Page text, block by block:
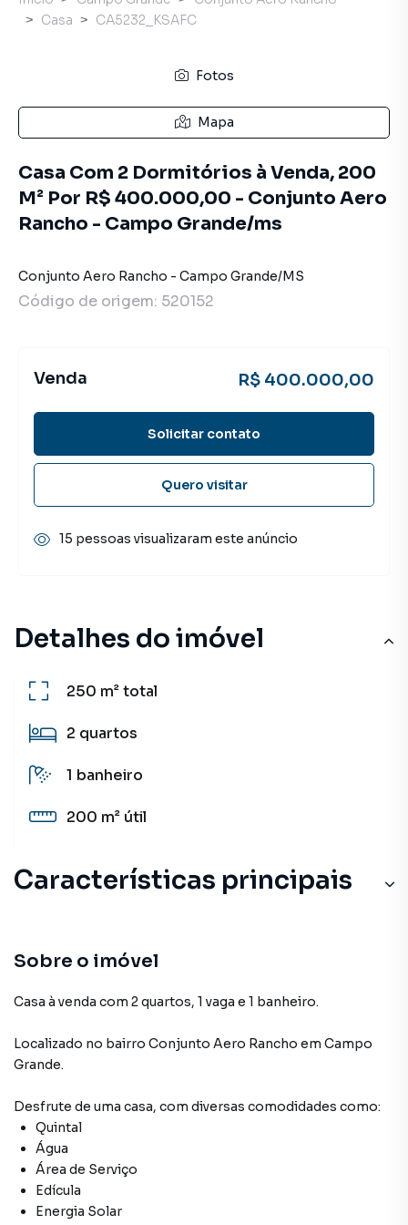
Detalhes do imóvel
250 m²total
2 quartos
1 banheiro
200 m² útil
Características principais
Sobre o imóvel
Casa à venda com 2 quartos, 1 vaga e 1 banheiro.
Localizado no bairro Conjunto Aero Rancho em Campo
Grande.
Desfrute de uma casa, com diversas comodidades como:
Quintal
Água
Área de Serviço
Edícula
Energia Solar
Casa
CA5232_KSAFC
Fotos
Mapa
Casa Com 2 Dormitórios à Venda, 200
M² Por R$ 400.000,00 - Conjunto Aero
Rancho - Campo Grande/ms
Conjunto Aero Rancho - Campo Grande/MS
Código de origem: 520152
Venda R$ 400.000,00
Solicitar contato
Quero visitar
15 pessoas visualizaram este anúncio